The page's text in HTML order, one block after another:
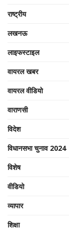
राष्ट्रीय
लखनऊ
लाइफस्टाइल
वायरल खबर
वायरल वीडियो
वाराणसी
विदेश
विधानसभा चुनाव 2024
विशेष
वीडियो
व्यापार
शिक्षा